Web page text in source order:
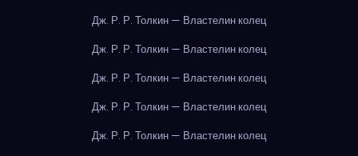
Дж. Р. Р. Толкин — Властелин колец
Дж. Р. Р. Толкин — Властелин колец
Дж. Р. Р. Толкин — Властелин колец
Дж. Р. Р. Толкин — Властелин колец
Дж. Р. Р. Толкин — Властелин колец